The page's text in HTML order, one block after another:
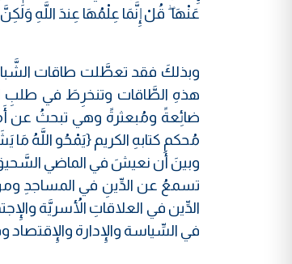
عَنْهَا ۖ قُلْ إِنَّمَا عِلْمُهَا عِندَ اللَّهِ
وبذلكَ فقد تعطَّلت طاقات
هذهِ الطَّاقات وتنخرِطَ في طلبِ
ضائِعةً ومُبعثرةً وهي تبحثُ عن
مُحكمِ كتابهِ الكريم {يَمْحُو اللَّهُ مَا
وبينَ أَن نعيشَ في الماضي
تسمعُ عن الدِّينِ في المساجدِ
الدِّين في العلاقاتِ الأُسريَّة
في السِّياسة والإِدارة والإِقتصاد